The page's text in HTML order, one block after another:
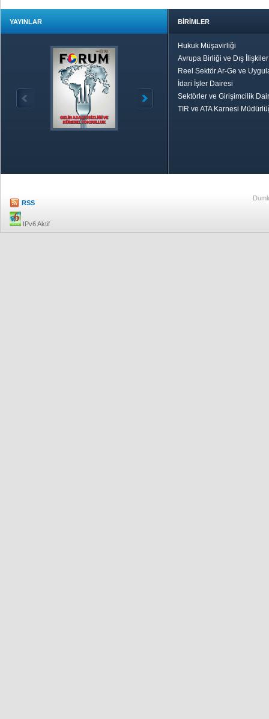
YAYINLAR BİRİMLER
Hukuk Müşavirliği
Avrupa Birliği ve Dış
Reel Sektör Ar-Ge ve
İdari İşler Dairesi
Sektörler ve Girişimcilik
TIR ve ATA Karnesi
RSS
IPv6 Aktif